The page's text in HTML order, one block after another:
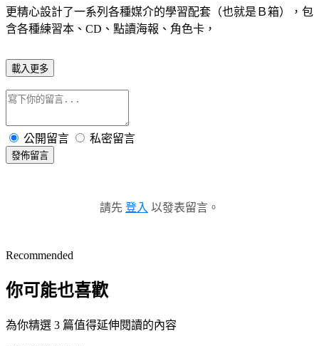
更精心設計了一系列各種媒介的學習配套（也就是Ｂ箱），包
含各種練習本、CD、點讀海報、角色卡，
載入更多
公開留言 私密留言
發佈留言
請先 登入 以發表留言。
Recommended
你可能也喜歡
為你精選 3 篇值得延伸閱讀的內容